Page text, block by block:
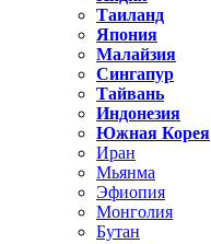
Таиланд
Япония
Малайзия
Сингапур
Тайвань
Индонезия
Южная Корея
Иран
Мьянма
Эфиопия
Монголия
Бутан